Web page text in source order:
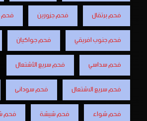
فحم برتقال
فحم جزورين
فحم
فحم جنوب افريقي
فحم جواكيان
فحم سداسي
فحم سريع الأشتعال
فحم سريع الاشتعال
فحم سودانى
فحم شواء
فحم شيشة
فحم